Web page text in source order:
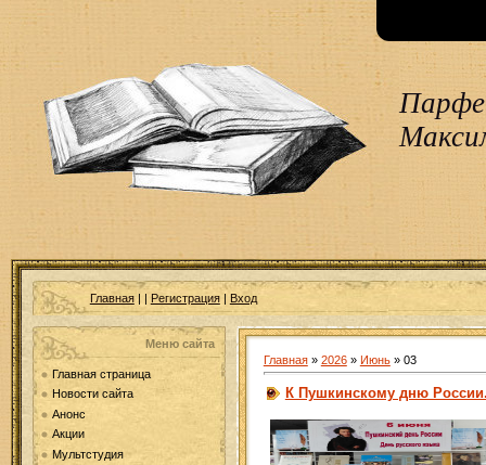
Главная| | Регистрация| Вход
Меню сайта
Главная страница
Новости сайта
Анонс
Акции
Мультстудия
Главная» 2026 » Июнь » 03
К Пушкинскому дню